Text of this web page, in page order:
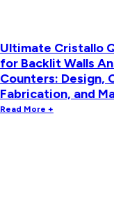
Ultimate Cristallo
for Backlit Walls
Counters: Design,
Fabrication, and
Read More +